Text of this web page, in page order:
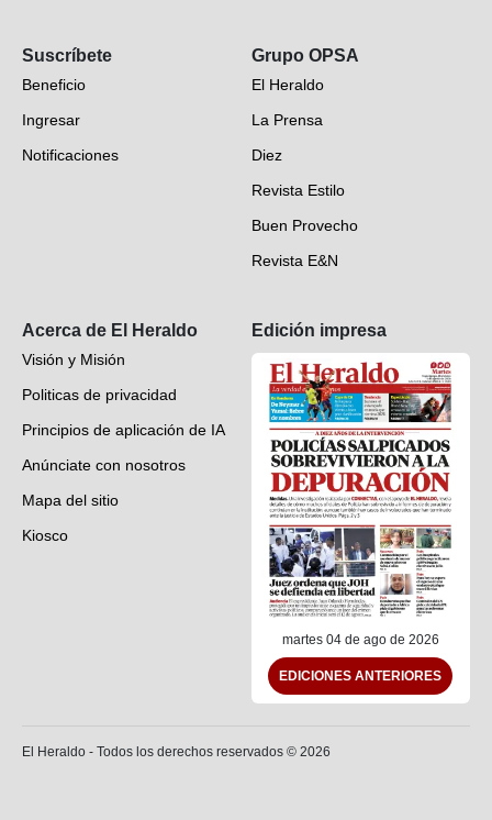
EH Verifica
Fotogalerías
Deportes
Videos
Suscríbete
Beneficio
Ingresar
Notificaciones
Grupo OPSA
El Heraldo
La Prensa
Diez
Revista Estilo
Buen Provecho
Revista E&N
Acerca de El Heraldo
Visión y Misión
Politicas de privacidad
Principios de aplicación de IA
Anúnciate con nosotros
Mapa del sitio
Kiosco
Edición impresa
martes 04 de ago de 2026
EDICIONES ANTERIORES
El Heraldo - Todos los derechos reservados © 2026